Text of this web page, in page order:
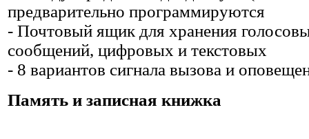
предварительно программируются
- Почтовый ящик для хранения
сообщений, цифровых и текстовых
- 8 вариантов сигнала вызова и
Память и записная книжка